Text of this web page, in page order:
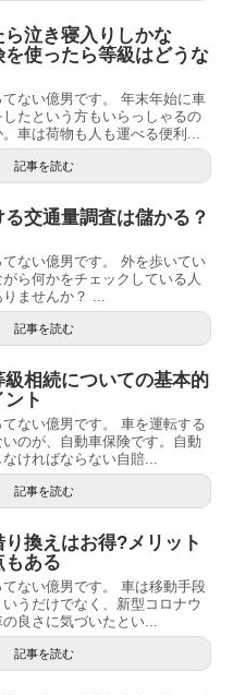
泣き寝入りしかな
使ったら等級はどうな
ない億男です。 年末年始に車
たという方もいらっしゃるの
車は荷物も人も運べる便利...
記事を読む
交通量調査は儲かる？
ない億男です。 外を歩いてい
ら何かをチェックしている人
ませんか？ ...
記事を読む
級相続についての基本的
ト
ない億男です。 車を運転する
のが、自動車保険です。自動
ければならない自賠...
記事を読む
換えはお得?メリット
もある
ない億男です。 車は移動手段
うだけでなく、新型コロナウ
良さに気づいたとい...
記事を読む